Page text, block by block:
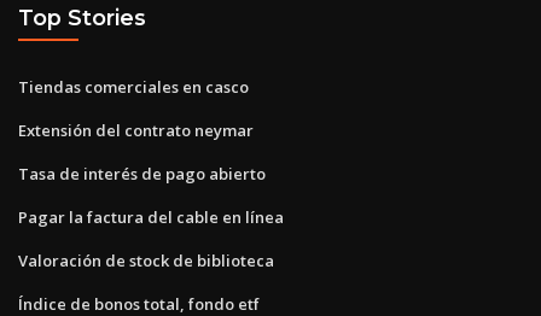
Top Stories
Tiendas comerciales en casco
Extensión del contrato neymar
Tasa de interés de pago abierto
Pagar la factura del cable en línea
Valoración de stock de biblioteca
Índice de bonos total, fondo etf